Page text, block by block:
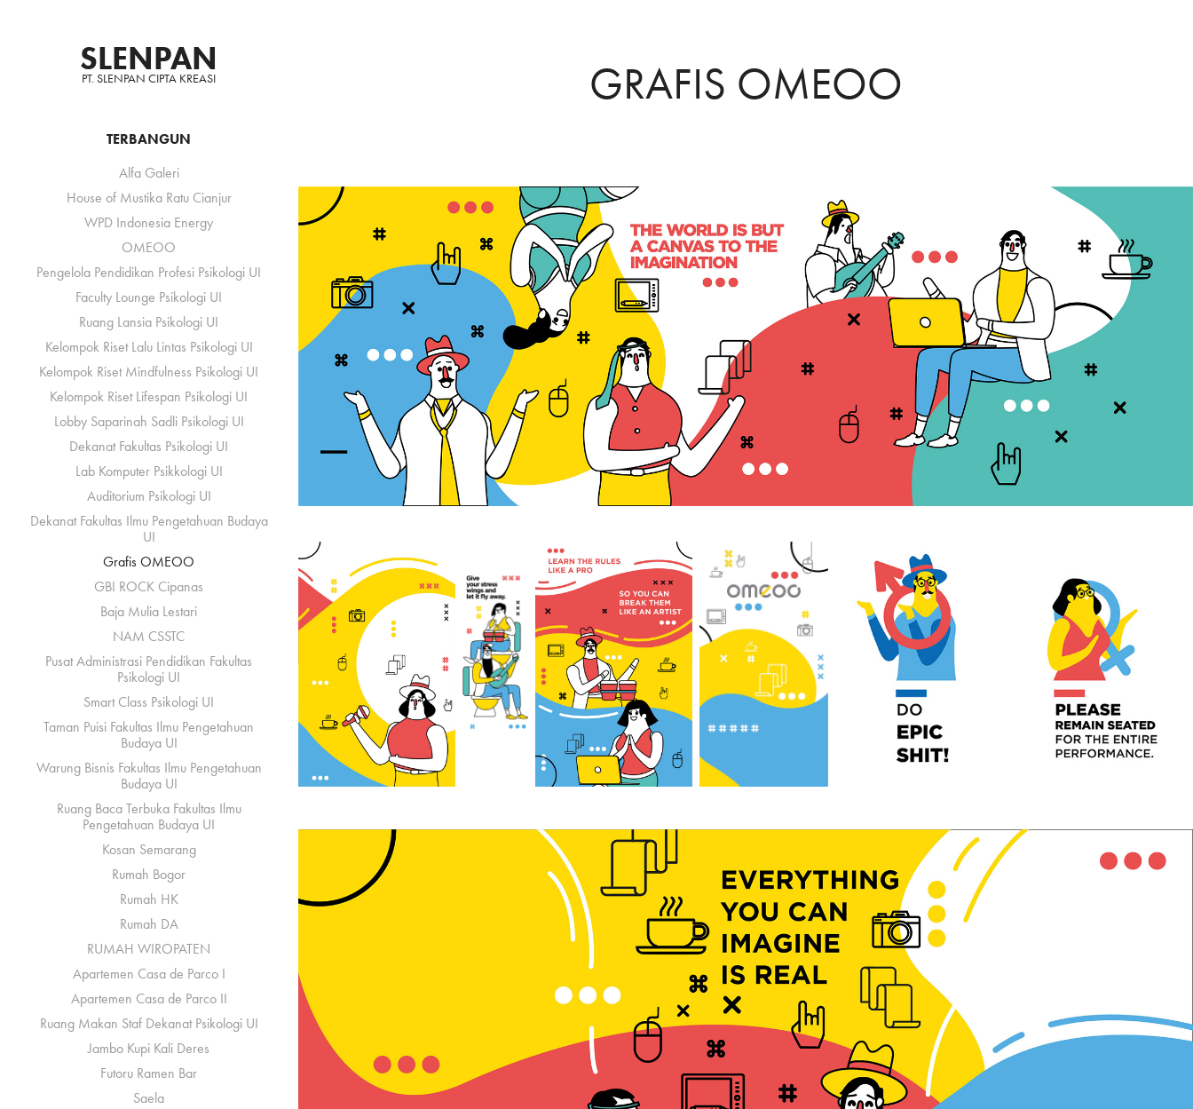
SLENPAN
PT. SLENPAN CIPTA KREASI
TERBANGUN
Alfa Galeri
House of Mustika Ratu Cianjur
WPD Indonesia Energy
OMEOO
Pengelola Pendidikan Profesi Psikologi UI
Faculty Lounge Psikologi UI
Ruang Lansia Psikologi UI
Kelompok Riset Lalu Lintas Psikologi UI
Kelompok Riset Mindfulness Psikologi UI
Kelompok Riset Lifespan Psikologi UI
Lobby Saparinah Sadli Psikologi UI
Dekanat Fakultas Psikologi UI
Lab Komputer Psikkologi UI
Auditorium Psikologi UI
Dekanat Fakultas Ilmu Pengetahuan Budaya
UI
Grafis OMEOO
GBI ROCK Cipanas
Baja Mulia Lestari
NAM CSSTC
Pusat Administrasi Pendidikan Fakultas
Psikologi UI
Smart Class Psikologi UI
Taman Puisi Fakultas Ilmu Pengetahuan
Budaya UI
Warung Bisnis Fakultas Ilmu Pengetahuan
Budaya UI
Ruang Baca Terbuka Fakultas Ilmu
Pengetahuan Budaya UI
Kosan Semarang
Rumah Bogor
Rumah HK
Rumah DA
RUMAH WIROPATEN
Apartemen Casa de Parco I
Apartemen Casa de Parco II
Ruang Makan Staf Dekanat Psikologi UI
Jambo Kupi Kali Deres
Futoru Ramen Bar
Saela
GRAFIS OMEOO